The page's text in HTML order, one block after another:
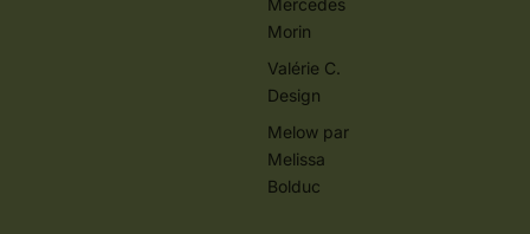
Mercedes
Morin
Valérie C.
Design
Melow par
Melissa
Bolduc